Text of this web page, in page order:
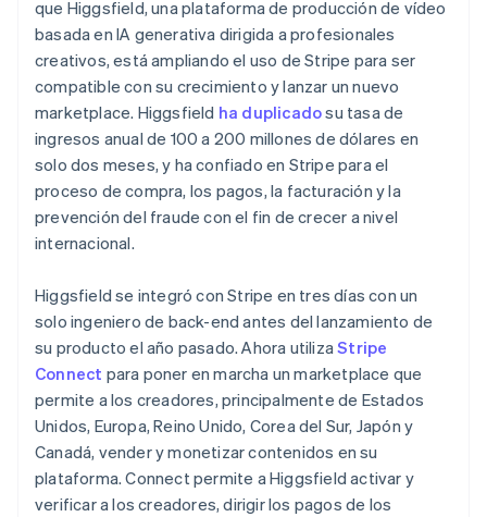
Radar
Prevención de fraude
Atlas
Constitución de una startup
Climate
Eliminación de dióxido de carbono
Identity
Verificación de identidad en línea
Stripe Sessions 2026
Descubre cómo Stripe está construyendo la
para la IA.
Ver ahora
Sector público
Comercio minorista
Ecosystem
Socios
Stripe App Marketplace
que Higgsfield, una plataforma de producción de vídeo
basada en IA generativa dirigida a profesionales
creativos, está ampliando el uso de Stripe para ser
compatible con su crecimiento y lanzar un nuevo
marketplace. Higgsfield ha duplicadosu tasa de
ingresos anual de 100 a 200 millones de dólares en
solo dos meses, y ha confiado en Stripe para el
proceso de compra, los pagos, la facturación y la
prevención del fraude con el fin de crecer a nivel
internacional.
Higgsfield se integró con Stripe en tres días con un
solo ingeniero de back-end antes del lanzamiento de
su producto el año pasado. Ahora utilizaStripe
Connect para poner en marcha un marketplace que
permite a los creadores, principalmente de Estados
Unidos, Europa, Reino Unido, Corea del Sur, Japón y
Canadá, vender y monetizar contenidos en su
plataforma. Connect permite a Higgsfield activar y
verificar a los creadores, dirigir los pagos de los
Alemania
Deutsch English
Australia
English
Austria
DeutschEnglish
Nederlands FrançaisDeutschEnglish
Brasil
Português English
Bulgaria
English
Canadá
EnglishFrançais
China continental
简体中文English
Chipre
English